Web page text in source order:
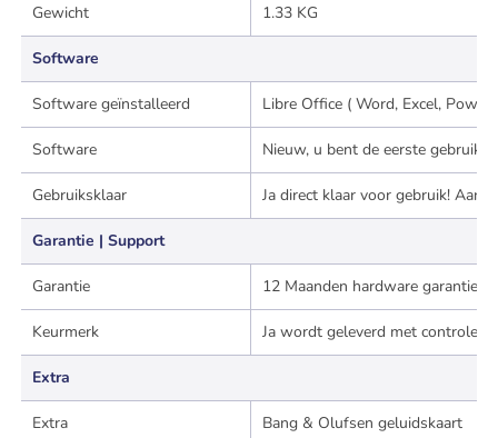
Gewicht 1.33 KG
Software
Software geïnstalleerd Libre Office ( Word, Excel,
Software Nieuw, u bent de eerste
Gebruiksklaar Ja direct klaar voor gebruik!
Garantie | Support
Garantie 12 Maanden hardware garantie
Keurmerk Ja wordt geleverd met controle
Extra
Extra Bang & Olufsen geluidskaart